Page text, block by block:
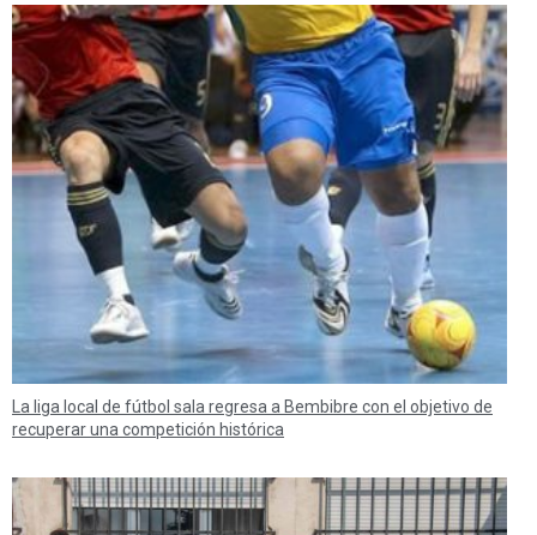
La liga local de fútbol sala regresa a Bembibre con el objetivo de
recuperar una competición histórica